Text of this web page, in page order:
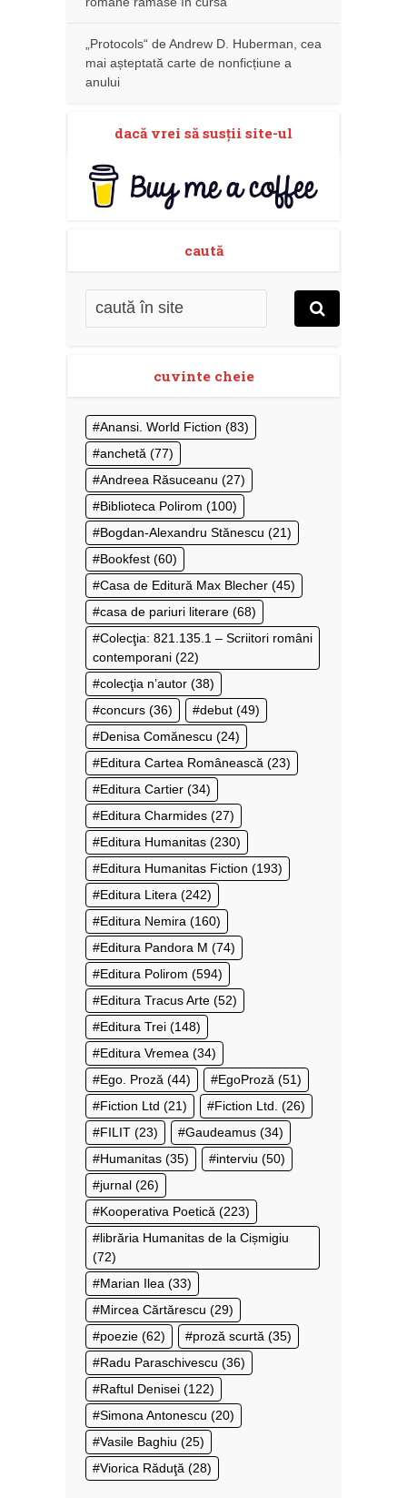
„Protocols“ de Andrew D. Huberman, cea
mai așteptată carte de nonficțiune a
anului
dacă vrei să susţii site-ul
caută
cuvinte cheie
Anansi. World Fiction (83)
anchetă (77)
Andreea Răsuceanu (27)
Biblioteca Polirom (100)
Bogdan-Alexandru Stănescu (21)
Bookfest (60)
Casa de Editură Max Blecher (45)
casa de pariuri literare (68)
Colecţia: 821.135.1 – Scriitori români
contemporani (22)
colecţia n’autor (38)
concurs (36) debut (49)
Denisa Comănescu (24)
Editura Cartea Românească (23)
Editura Cartier (34)
Editura Charmides (27)
Editura Humanitas (230)
Editura Humanitas Fiction (193)
Editura Litera (242)
Editura Nemira (160)
Editura Pandora M (74)
Editura Polirom (594)
Editura Tracus Arte (52)
Editura Trei (148)
Editura Vremea (34)
Ego. Proză (44) EgoProză (51)
Fiction Ltd (21) Fiction Ltd. (26)
FILIT (23) Gaudeamus (34)
Humanitas (35) interviu (50)
jurnal (26)
Kooperativa Poetică (223)
librăria Humanitas de la Cișmigiu
(72)
Marian Ilea (33)
Mircea Cărtărescu (29)
poezie (62) proză scurtă (35)
Radu Paraschivescu (36)
Raftul Denisei (122)
Simona Antonescu (20)
Vasile Baghiu (25)
Viorica Răduţă (28)